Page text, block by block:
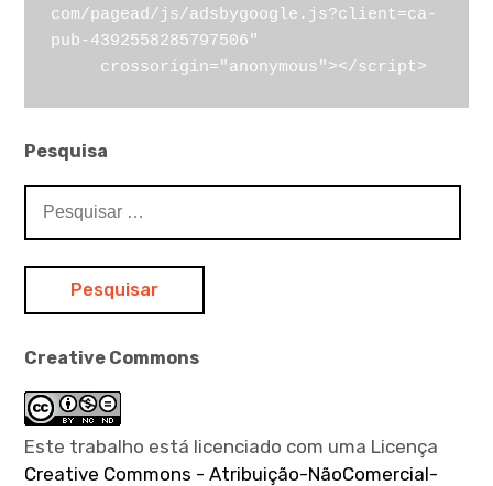
com/pagead/js/adsbygoogle.js?client=ca-
pub-4392558285797506"
     crossorigin="anonymous"></script>
Pesquisa
por:
Creative Commons
Este trabalho está licenciado com uma Licença
Creative Commons - Atribuição-NãoComercial-